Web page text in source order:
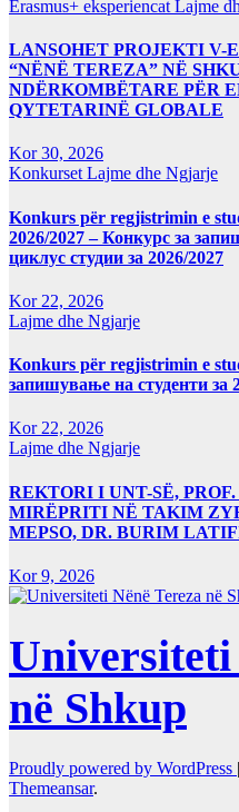
Erasmus+ eksperiencat Lajme
LANSOHET PROJEKTI V-
“NËNË TEREZA” NË
NDËRKOMBËTARE PËR
QYTETARINË GLOBALE
Kor 30, 2026
Konkurset Lajme dhe Ngjarje
Konkurs për regjistrimin e
2026/2027 – Конкурс за
циклус студии за 2026/2027
Kor 22, 2026
Lajme dhe Ngjarje
Konkurs për regjistrimin e
запишување на студенти за
Kor 22, 2026
Lajme dhe Ngjarje
REKTORI I UNT-SË,
MIRËPRITI NË TAKIM
MEPSO, DR. BURIM
Kor 9, 2026
Universiteti
në Shkup
Proudly powered by WordPress |
Themeansar.